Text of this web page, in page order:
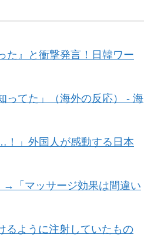
た』と衝撃発言！日韓ワー
ってた」（海外の反応） - 海
！」外国人が感動する日本
→「マッサージ効果は間違い
るように注射していたもの